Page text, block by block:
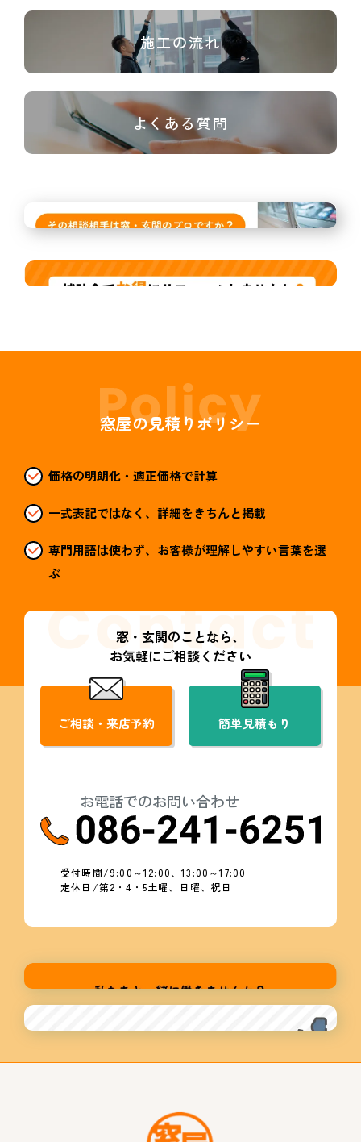
施工の流れ
よくある質問
窓屋の見積りポリシー
価格の明朗化・適正価格で計算
一式表記ではなく、詳細をきちんと掲載
専門用語は使わず、お客様が理解しやすい言葉を選
ぶ
窓・玄関のことなら、
お気軽にご相談ください
ご相談・来店予約 簡単見積もり
お電話でのお問い合わせ
受付時間/9:00～12:00、13:00～17:00
定休日/第2・4・5土曜、日曜、祝日